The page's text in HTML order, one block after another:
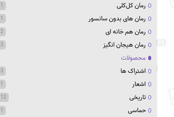
رمان کل‌کلی 1
رمان های بدون سانسور 1
رمان هم خانه ای 2
رمان هیجان انگیز 3
محصولات
اشتراک ها
3
اشعار 1
تاریخی 12
حماسی 1